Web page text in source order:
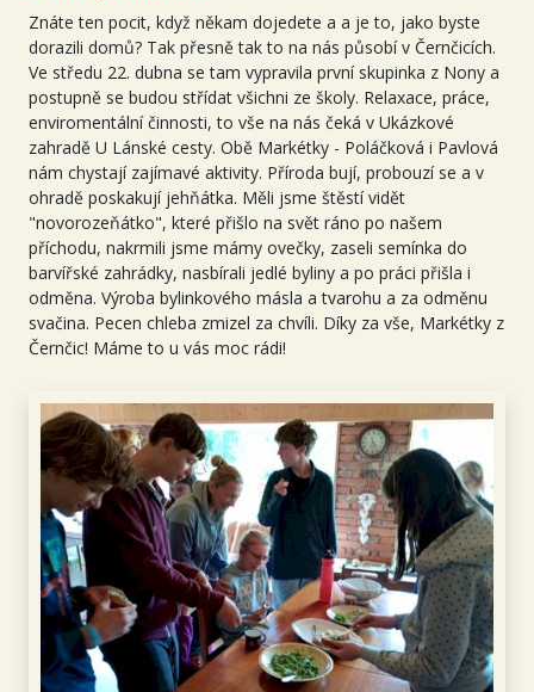
Znáte ten pocit, když někam dojedete a a je to, jako byste
dorazili domů? Tak přesně tak to na nás působí v Černčicích.
Ve středu 22. dubna se tam vypravila první skupinka z Nony a
postupně se budou střídat všichni ze školy. Relaxace, práce,
enviromentální činnosti, to vše na nás čeká v Ukázkové
zahradě U Lánské cesty. Obě Markétky - Poláčková i Pavlová
nám chystají zajímavé aktivity. Příroda bují, probouzí se a v
ohradě poskakují jehňátka. Měli jsme štěstí vidět
"novorozeňátko", které přišlo na svět ráno po našem
příchodu, nakrmili jsme mámy ovečky, zaseli semínka do
barvířské zahrádky, nasbírali jedlé byliny a po práci přišla i
odměna. Výroba bylinkového másla a tvarohu a za odměnu
svačina. Pecen chleba zmizel za chvíli. Díky za vše, Markétky z
Černčic! Máme to u vás moc rádi!